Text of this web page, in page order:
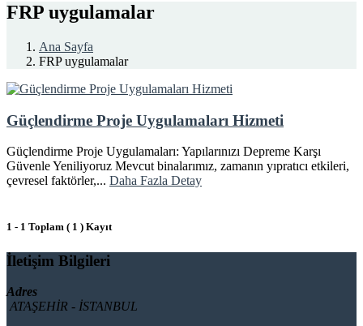
FRP uygulamalar
Ana Sayfa
FRP uygulamalar
Güçlendirme Proje Uygulamaları Hizmeti
Güçlendirme Proje Uygulamaları: Yapılarınızı Depreme Karşı
Güvenle Yeniliyoruz Mevcut binalarımız, zamanın yıpratıcı etkileri,
çevresel faktörler,... Daha Fazla Detay
1 - 1 Toplam ( 1 ) Kayıt
İletişim Bilgileri
Adres
ATAŞEHİR - İSTANBUL